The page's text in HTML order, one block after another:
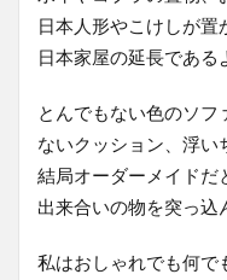
日本人形やこけしが
日本家屋の延長である
とんでもない色のソ
ないクッション、浮い
結局オーダーメイドだ
出来合いの物を突っ込
私はおしゃれでも何で